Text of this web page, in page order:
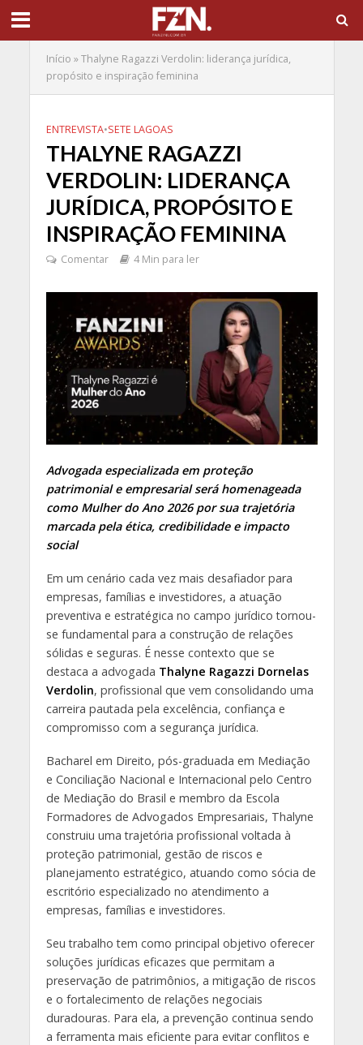
Início »Thalyne Ragazzi Verdolin: liderança jurídica,
propósito e inspiração feminina
ENTREVISTA•SETE LAGOAS
THALYNE RAGAZZI
VERDOLIN: LIDERANÇA
JURÍDICA, PROPÓSITO E
INSPIRAÇÃO FEMININA
Comentar 4 Min para ler
Advogada especializada em proteção
patrimonial e empresarial será homenageada
como Mulher do Ano 2026 por sua trajetória
marcada pela ética, credibilidade e impacto
social
Em um cenário cada vez mais desafiador para
empresas, famílias e investidores, a atuação
preventiva e estratégica no campo jurídico tornou-
se fundamental para a construção de relações
sólidas e seguras. É nesse contexto que se
destaca a advogada Thalyne Ragazzi Dornelas
Verdolin, profissional que vem consolidando uma
carreira pautada pela excelência, confiança e
compromisso com a segurança jurídica.
Bacharel em Direito, pós-graduada em Mediação
e Conciliação Nacional e Internacional pelo Centro
de Mediação do Brasil e membro da Escola
Formadores de Advogados Empresariais, Thalyne
construiu uma trajetória profissional voltada à
proteção patrimonial, gestão de riscos e
planejamento estratégico, atuando como sócia de
escritório especializado no atendimento a
empresas, famílias e investidores.
Seu trabalho tem como principal objetivo oferecer
soluções jurídicas eficazes que permitam a
preservação de patrimônios, a mitigação de riscos
e o fortalecimento de relações negociais
duradouras. Para ela, a prevenção continua sendo
a ferramenta mais eficiente para evitar conflitos e